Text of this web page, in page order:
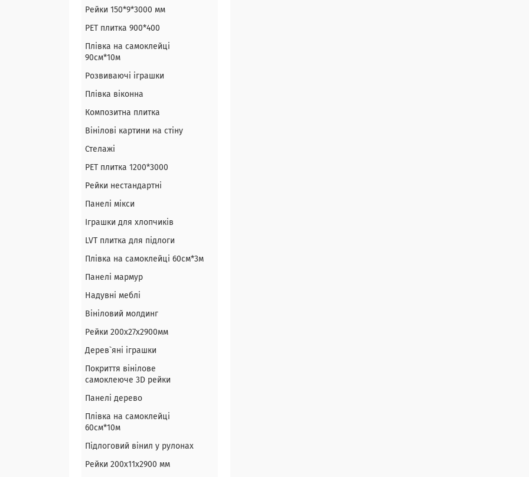
Рейки 150*9*3000 мм
PET плитка 900*400
Плівка на самоклейці
90см*10м
Розвиваючі іграшки
Плівка віконна
Композитна плитка
Вінілові картини на стіну
Стелажі
PЕT плитка 1200*3000
Рейки нестандартні
Панелі мікси
Іграшки для хлопчиків
LVT плитка для підлоги
Плівка на самоклейці 60см*3м
Панелі мармур
Надувні меблі
Вініловий молдинг
Рейки 200х27х2900мм
Дерев`яні іграшки
Покриття вінілове
самоклеюче 3D рейки
Панелі дерево
Плівка на самоклейці
60см*10м
Підлоговий вінил у рулонах
Рейки 200х11х2900 мм